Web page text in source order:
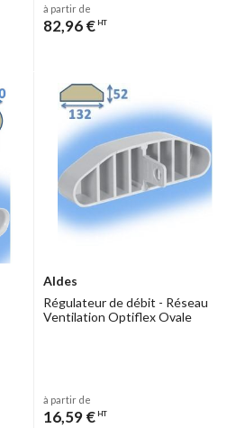
à partir de
82,96 € HT
Aldes
Régulateur de débit - Réseau
Ventilation Optiflex Ovale
à partir de
16,59 € HT